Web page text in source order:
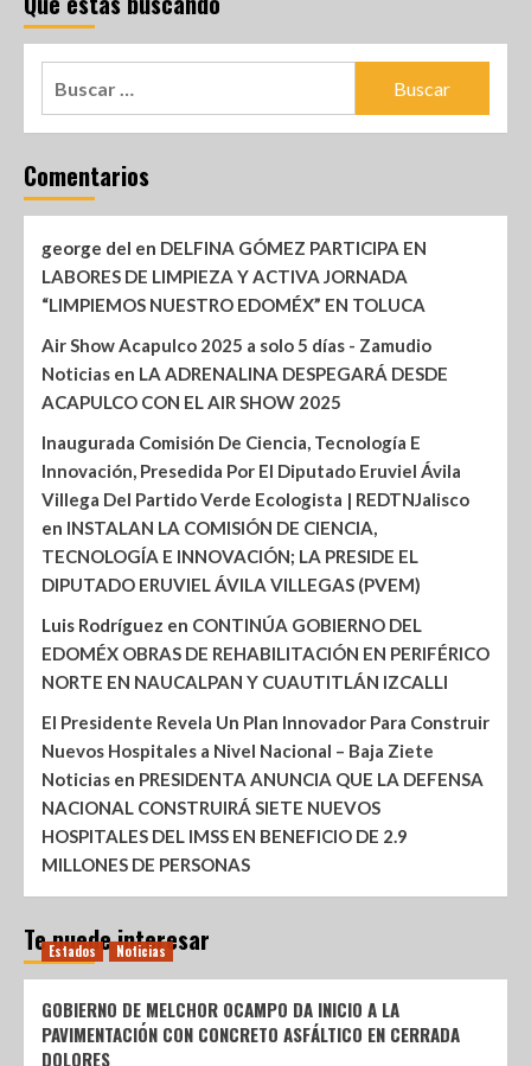
Comentarios
george del en DELFINA GÓMEZ PARTICIPA EN
LABORES DE LIMPIEZA Y ACTIVA JORNADA
“LIMPIEMOS NUESTRO EDOMÉX” EN TOLUCA
Air Show Acapulco 2025 a solo 5 días - Zamudio
Noticias en LA ADRENALINA DESPEGARÁ DESDE
ACAPULCO CON EL AIR SHOW 2025
Inaugurada Comisión De Ciencia, Tecnología E
Innovación, Presedida Por El Diputado Eruviel Ávila
Villega Del Partido Verde Ecologista | REDTNJalisco
en INSTALAN LA COMISIÓN DE CIENCIA,
TECNOLOGÍA E INNOVACIÓN; LA PRESIDE EL
DIPUTADO ERUVIEL ÁVILA VILLEGAS (PVEM)
Luis Rodríguez en CONTINÚA GOBIERNO DEL
EDOMÉX OBRAS DE REHABILITACIÓN EN PERIFÉRICO
NORTE EN NAUCALPAN Y CUAUTITLÁN IZCALLI
El Presidente Revela Un Plan Innovador Para Construir
Nuevos Hospitales a Nivel Nacional – Baja Ziete
Noticias en PRESIDENTA ANUNCIA QUE LA DEFENSA
NACIONAL CONSTRUIRÁ SIETE NUEVOS
HOSPITALES DEL IMSS EN BENEFICIO DE 2.9
MILLONES DE PERSONAS
Te puede interesar
Estados Noticias
GOBIERNO DE MELCHOR OCAMPO DA INICIO A LA
PAVIMENTACIÓN CON CONCRETO ASFÁLTICO EN CERRADA
DOLORES